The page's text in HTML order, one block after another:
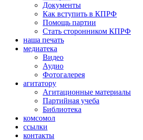
Документы
Как вступить в КПРФ
Помощь партии
Стать сторонником КПРФ
наша печать
медиатека
Видео
Аудио
Фотогалерея
агитатору
Агитационные материалы
Партийная учеба
Библиотека
комсомол
ссылки
контакты